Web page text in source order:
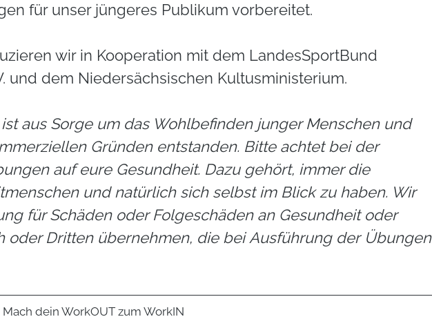
für unser jüngeres Publikum vorbereitet.
wir in Kooperation mit dem LandesSportBund
und dem Niedersächsischen Kultusministerium.
aus Sorge um das Wohlbefinden junger Menschen und
Gründen entstanden. Bitte achtet bei der
auf eure Gesundheit. Dazu gehört, immer die
und natürlich sich selbst im Blick zu haben. Wir
für Schäden oder Folgeschäden an Gesundheit oder
oder Dritten übernehmen, die bei Ausführung der Übungen
Mach dein WorkOUT zum WorkIN